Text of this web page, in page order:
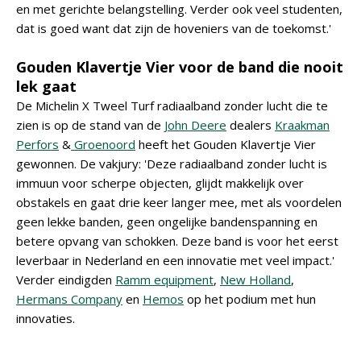
en met gerichte belangstelling. Verder ook veel studenten,
dat is goed want dat zijn de hoveniers van de toekomst.'
Gouden Klavertje Vier voor de band die nooit
lek gaat
De Michelin X Tweel Turf radiaalband zonder lucht die te
zien is op de stand van de John Deere dealers Kraakman
Perfors & Groenoord heeft het Gouden Klavertje Vier
gewonnen. De vakjury: 'Deze radiaalband zonder lucht is
immuun voor scherpe objecten, glijdt makkelijk over
obstakels en gaat drie keer langer mee, met als voordelen
geen lekke banden, geen ongelijke bandenspanning en
betere opvang van schokken. Deze band is voor het eerst
leverbaar in Nederland en een innovatie met veel impact.'
Verder eindigden Ramm equipment, New Holland,
Hermans Company en Hemos op het podium met hun
innovaties.